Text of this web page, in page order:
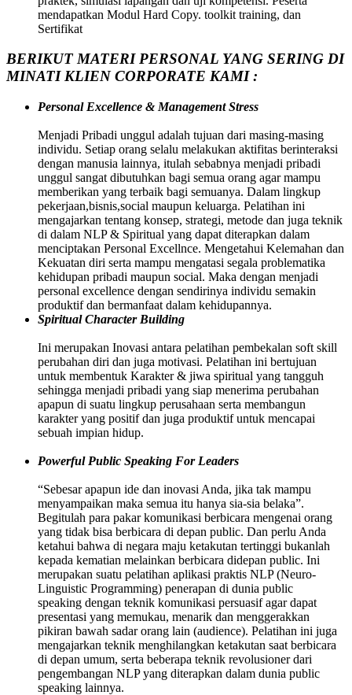
mendapatkan Modul Hard Copy. toolkit training, dan
Sertifikat
BERIKUT MATERI PERSONAL YANG SERING DI
MINATI KLIEN CORPORATE KAMI :
Personal Excellence & Management Stress
Menjadi Pribadi unggul adalah tujuan dari masing-masing
individu. Setiap orang selalu melakukan aktifitas berinteraksi
dengan manusia lainnya, itulah sebabnya menjadi pribadi
unggul sangat dibutuhkan bagi semua orang agar mampu
memberikan yang terbaik bagi semuanya. Dalam lingkup
pekerjaan,bisnis,social maupun keluarga. Pelatihan ini
mengajarkan tentang konsep, strategi, metode dan juga teknik
di dalam NLP & Spiritual yang dapat diterapkan dalam
menciptakan Personal Excellnce. Mengetahui Kelemahan dan
Kekuatan diri serta mampu mengatasi segala problematika
kehidupan pribadi maupun social. Maka dengan menjadi
personal excellence dengan sendirinya individu semakin
produktif dan bermanfaat dalam kehidupannya.
Spiritual Character Building
Ini merupakan Inovasi antara pelatihan pembekalan soft skill
perubahan diri dan juga motivasi. Pelatihan ini bertujuan
untuk membentuk Karakter & jiwa spiritual yang tangguh
sehingga menjadi pribadi yang siap menerima perubahan
apapun di suatu lingkup perusahaan serta membangun
karakter yang positif dan juga produktif untuk mencapai
sebuah impian hidup.
Powerful Public Speaking For Leaders
“Sebesar apapun ide dan inovasi Anda, jika tak mampu
menyampaikan maka semua itu hanya sia-sia belaka”.
Begitulah para pakar komunikasi berbicara mengenai orang
yang tidak bisa berbicara di depan public. Dan perlu Anda
ketahui bahwa di negara maju ketakutan tertinggi bukanlah
kepada kematian melainkan berbicara didepan public. Ini
merupakan suatu pelatihan aplikasi praktis NLP (Neuro-
Linguistic Programming) penerapan di dunia public
speaking dengan teknik komunikasi persuasif agar dapat
presentasi yang memukau, menarik dan menggerakkan
pikiran bawah sadar orang lain (audience). Pelatihan ini juga
mengajarkan teknik menghilangkan ketakutan saat berbicara
di depan umum, serta beberapa teknik revolusioner dari
pengembangan NLP yang diterapkan dalam dunia public
speaking lainnya.